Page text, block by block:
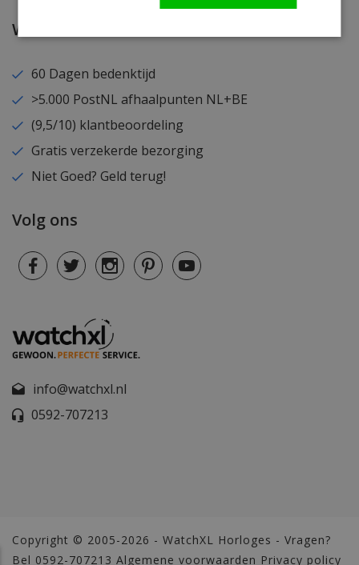
Waarom WatchXL?
60 Dagen bedenktijd
>5.000 PostNL afhaalpunten NL+BE
(9,5/10) klantbeoordeling
Gratis verzekerde bezorging
Niet Goed? Geld terug!
Volg ons
info@watchxl.nl
0592-707213
Copyright © 2005-2026 - WatchXL Horloges - Vragen?
Bel 0592-707213 Algemene voorwaarden Privacy policy